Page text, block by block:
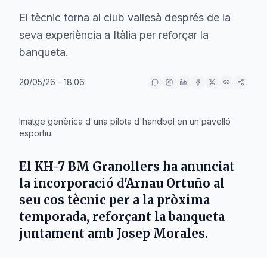
El tècnic torna al club vallesà després de la
seva experiència a Itàlia per reforçar la
banqueta.
20/05/26 - 18:06
Imatge genèrica d'una pilota d'handbol en un pavelló
esportiu.
El KH-7 BM Granollers ha anunciat
la incorporació d'Arnau Ortuño al
seu cos tècnic per a la pròxima
temporada, reforçant la banqueta
juntament amb Josep Morales.